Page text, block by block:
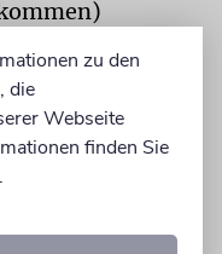
Verbrauch zu
Energie an die
Energie«, so der
zu den
die
Webseite
finden Sie
.